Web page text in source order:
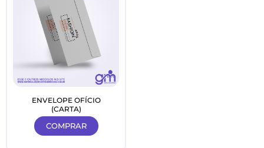
ENVELOPE OFÍCIO
(CARTA)
COMPRAR